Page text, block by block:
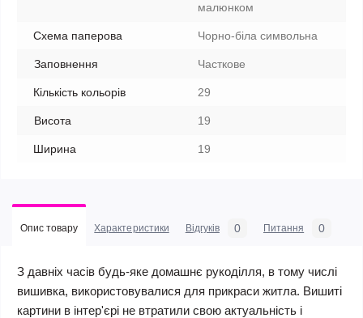
малюнком
Схема паперова Чорно-біла символьна
Заповнення Часткове
Кількість кольорів 29
Висота 19
Ширина 19
Опис товару Характеристики Відгуків 0 Питання 0
З давніх часів будь-яке домашнє рукоділля, в тому числі
вишивка, використовувалися для прикраси житла. Вишиті
картини в інтер'єрі не втратили свою актуальність і